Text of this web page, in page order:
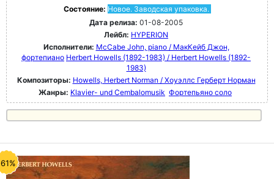
Состояние: Новое. Заводская упаковка.
Дата релиза: 01-08-2005
Лейбл: HYPERION
Исполнители: McCabe John, piano / МакКейб Джон,
фортепиано Herbert Howells (1892-1983) / Herbert Howells (1892-
1983)
Композиторы: Howells, Herbert Norman / Хоуэллс Герберт Норман
Жанры: Klavier- und Cembalomusik Фортепьяно соло